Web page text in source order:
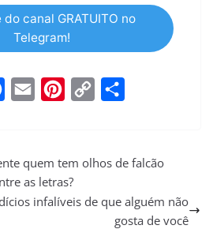
canal GRATUITO no
Telegram!
a
i
l
n
t
e
p
y
L
a
e
quem tem olhos de falcão
as letras?
infalíveis de que alguém não
gosta de você